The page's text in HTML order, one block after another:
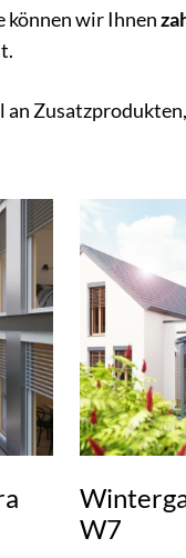
können wir Ihnen
an
W7